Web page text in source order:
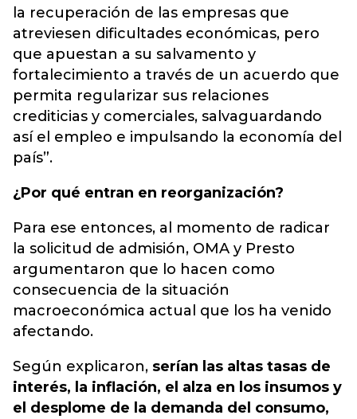
la recuperación de las empresas que
atreviesen dificultades económicas, pero
que apuestan a su salvamento y
fortalecimiento a través de un acuerdo que
permita regularizar sus relaciones
crediticias y comerciales, salvaguardando
así el empleo e impulsando la economía del
país”.
¿Por qué entran en reorganización?
Para ese entonces, al momento de radicar
la solicitud de admisión, OMA y Presto
argumentaron que lo hacen como
consecuencia de la situación
macroeconómica actual que los ha venido
afectando.
Según explicaron, serían las altas tasas de
interés, la inflación, el alza en los insumos y
el desplome de la demanda del consumo,